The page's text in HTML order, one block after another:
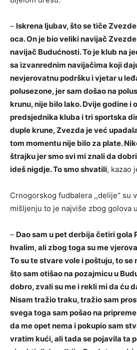
– Iskrena ljubav, što se tiče
oca. On je bio veliki navijač
navijač Budućnosti. To je klub na
sa izvanrednim navijačima koji
nevjerovatnu podršku i vjetar u
polusezone, jer sam došao na
krunu, nije bilo lako. Dvije godine i
predsjednika kluba i tri sportska
duple krune, Zvezda je već
tom momentu nije bilo za plate.
štrajku jer smo svi mi znali da
ideš nigdje. To smo shvatili, kazao
Crnogorskog fudbalera ,,delije“ su
mišljenju to je najviše zbog golova
– Dao sam u pet derbija četiri gola
hvalim, ali zbog toga su me
To su te stvare vole i poštuju, to se
što sam otišao na pozajmicu u
dobro, zvali su me i rekli mi da ću
Nisam tražio traku, tražio sam
svega toga sam pošao na
da me opet nema i pokupio sam
vratim kući, ali tada se pojavila ta